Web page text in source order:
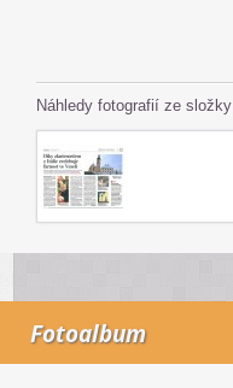
Náhledy fotografií ze složky
Fotoalbum